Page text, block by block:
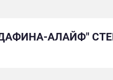
АЛАЙФ"